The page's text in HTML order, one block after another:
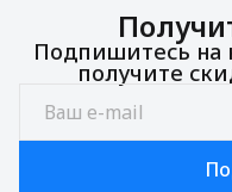
Подпишитесь на
получите